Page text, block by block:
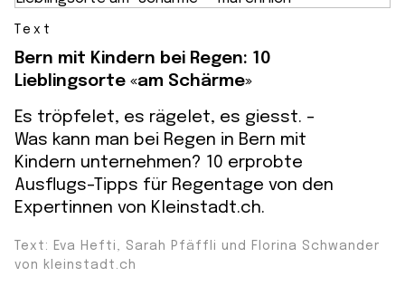
Text
Bern mit Kindern bei Regen: 10
Lieblingsorte «am Schärme»
Es tröpfelet, es rägelet, es giesst. -
Was kann man bei Regen in Bern mit
Kindern unternehmen? 10 erprobte
Ausflugs-Tipps für Regentage von den
Expertinnen von Kleinstadt.ch.
Text: Eva Hefti, Sarah Pfäffli und Florina Schwander
von kleinstadt.ch